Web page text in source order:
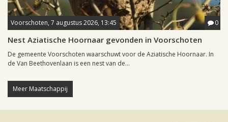
Voorschoten, 7 augustus 2026, 13:45 0
Nest Aziatische Hoornaar gevonden in Voorschoten
De gemeente Voorschoten waarschuwt voor de Aziatische Hoornaar. In
de Van Beethovenlaan is een nest van de...
Meer Maatschappij